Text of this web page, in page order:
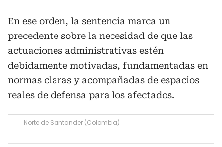
En ese orden, la sentencia marca un
precedente sobre la necesidad de que las
actuaciones administrativas estén
debidamente motivadas, fundamentadas en
normas claras y acompañadas de espacios
reales de defensa para los afectados.
Norte de Santander (Colombia)